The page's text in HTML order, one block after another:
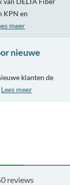
KPN en
meer
nieuwe
klanten de
Lees meer
reviews